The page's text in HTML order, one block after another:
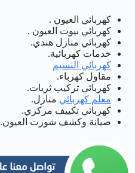
كهربائي العيون .
كهربائي بيوت العيون .
كهربائي منازل هندي.
خدمات كهربائية.
كهربائي النسيم
مقاول كهرباء.
كهربائي تركيب ثريات.
معلم كهربائي منازل.
كهربائي تكييف مركزي.
صيانة وكشف شورت العيون.